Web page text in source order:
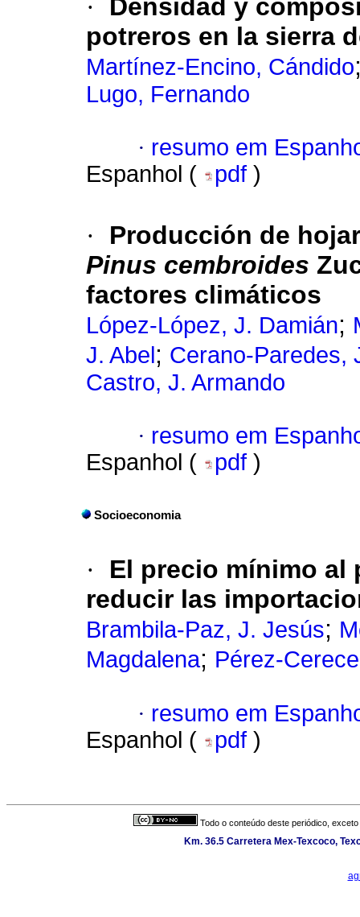
·
Densidad y
potreros en la sierra
Martínez-Encino, Cándido
Lugo, Fernando
· resumo em
Espanhol (
pdf )
·
Producción de
Pinus cembroides
factores climáticos
López-López, J. Damián;
J. Abel ; Cerano-Paredes,
Castro, J. Armando
· resumo em
Espanhol (
pdf )
Socioeconomia
·
El precio mínimo al
reducir las
Brambila-Paz, J. Jesús;
Magdalena; Pérez-
· resumo em
Espanhol (
pdf )
Todo o conteúdo deste periódico,
Km. 36.5 Carretera Mex-Texcoco,